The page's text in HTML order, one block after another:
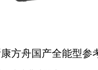
方舟国产全能型参